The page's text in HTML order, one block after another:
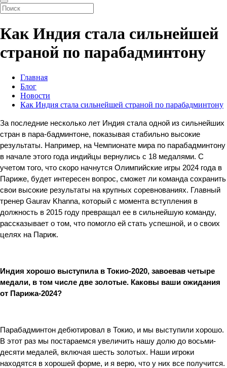
Как Индия стала сильнейшей
страной по парабадминтону
Главная
Блог
Новости
Как Индия стала сильнейшей страной по парабадминтону
За последние несколько лет Индия стала одной из сильнейших
стран в пара-бадминтоне, показывая стабильно высокие
результаты. Например, на Чемпионате мира по парабадминтону
в начале этого года индийцы вернулись с 18 медалями. С
учетом того, что скоро начнутся Олимпийские игры 2024 года в
Париже, будет интересен вопрос, сможет ли команда сохранить
свои высокие результаты на крупных соревнованиях. Главный
тренер Gaurav Khanna, который с момента вступления в
должность в 2015 году превращал ее в сильнейшую команду,
рассказывает о том, что помогло ей стать успешной, и о своих
целях на Париж.
Индия хорошо выступила в Токио-2020, завоевав четыре
медали, в том числе две золотые. Каковы ваши ожидания
от Парижа-2024?
Парабадминтон дебютировал в Токио, и мы выступили хорошо.
В этот раз мы постараемся увеличить нашу долю до восьми-
десяти медалей, включая шесть золотых. Наши игроки
находятся в хорошей форме, и я верю, что у них все получится.